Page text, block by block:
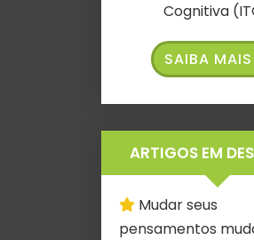
Cognitiva
SAIBA MAIS
ARTIGOS EM
Mudar seus
pensamentos